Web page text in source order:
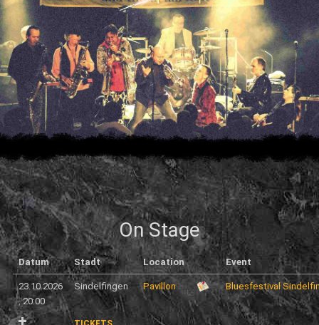
On Stage
Datum Stadt Location Event
23.10.2026
,20:00
Sindelfingen Pavillon Bluesfestival